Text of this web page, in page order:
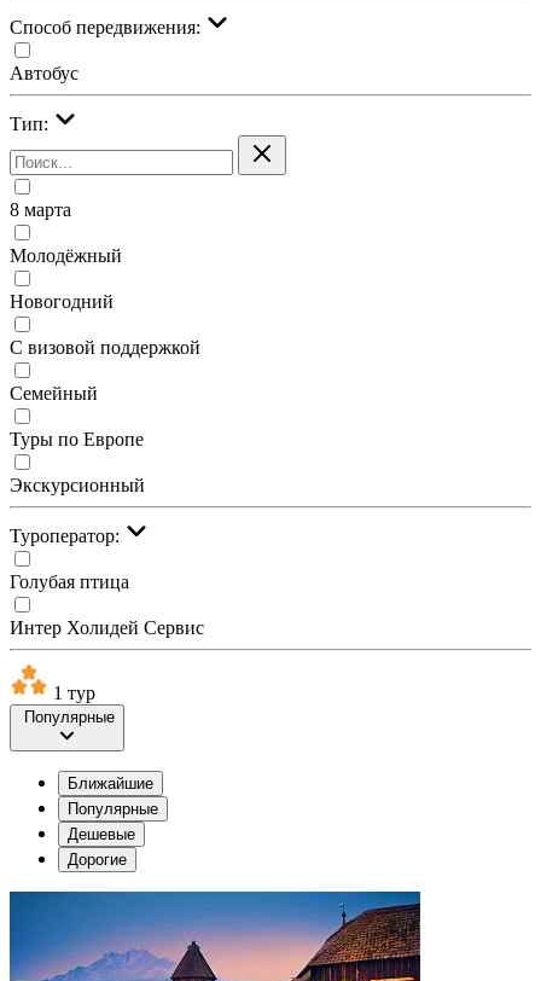
Cпособ передвижения:
Автобус
Тип:
8 марта
Молодёжный
Новогодний
С визовой поддержкой
Семейный
Туры по Европе
Экскурсионный
Туроператор:
Голубая птица
Интер Холидей Сервис
1 тур
Популярные
Ближайшие
Популярные
Дешевые
Дорогие